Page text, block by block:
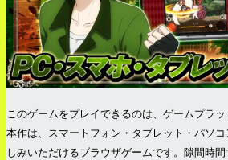
このゲームをプレイできるのは、ゲームプラッ
本作は、スマートフォン・タブレット・パソ
しみいただけるブラウザゲームです。隙間時